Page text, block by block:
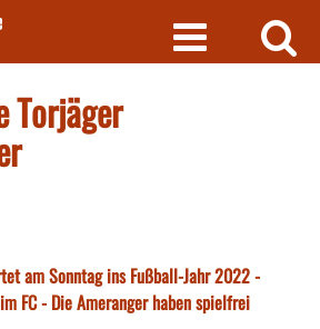
Torjäger
am Sonntag ins Fußball-Jahr 2022 -
FC - Die Ameranger haben spielfrei